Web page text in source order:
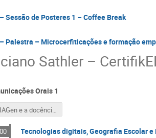
Sessão de Posteres 1 – Coffee Break
Palestra – Microcerfiticações e formação
Sathler –
Orais 1
IAGen e a docência.pdf
Tecnologias digitais, Geografia Escolar